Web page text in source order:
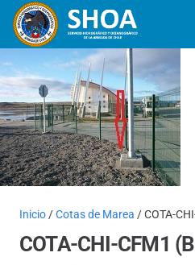
Inicio /Cotas de Marea / COTA-
COTA-CHI-CFM1